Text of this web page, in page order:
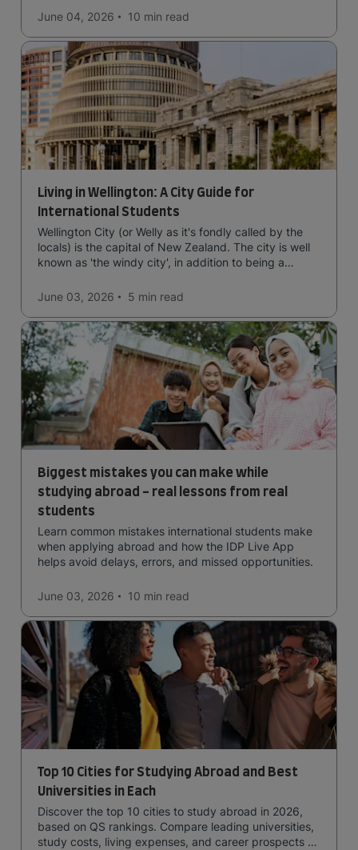
June 04, 2026 10 min read
Living in Wellington: A City Guide for
International Students
Wellington City (or Welly as it's fondly called by the
locals) is the capital of New Zealand. The city is well
known as 'the windy city', in addition to being a
New Zealand's government.
June 03, 2026 5 min read
Biggest mistakes you can make while
studying abroad - real lessons from real
students
Learn common mistakes international students make
when applying abroad and how the IDP Live App
helps avoid delays, errors, and missed opportunities.
June 03, 2026 10 min read
Top 10 Cities for Studying Abroad and Best
Universities in Each
Discover the top 10 cities to study abroad in 2026,
based on QS rankings. Compare leading universities,
study costs, living expenses, and career prospects to